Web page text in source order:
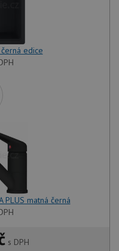
edice
PLUS matná černá
s DPH